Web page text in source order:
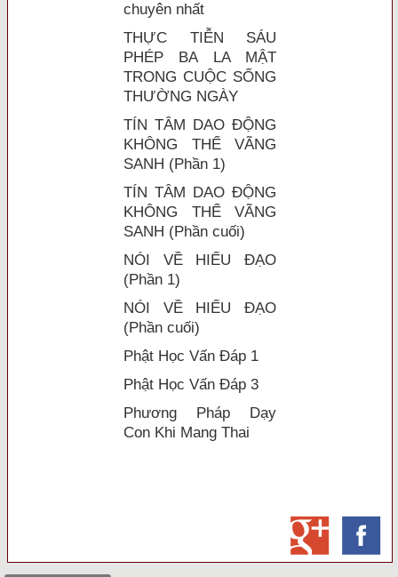
chuyên nhất
THỰC TIỄN SÁU
PHÉP BA LA MẬT
TRONG CUỘC SỐNG
THƯỜNG NGÀY
TÍN TÂM DAO ĐỘNG
KHÔNG THỂ VÃNG
SANH (Phần 1)
TÍN TÂM DAO ĐỘNG
KHÔNG THỂ VÃNG
SANH (Phần cuối)
NÓI VỀ HIẾU ĐẠO
(Phần 1)
NÓI VỀ HIẾU ĐẠO
(Phần cuối)
Phật Học Vấn Đáp 1
Phật Học Vấn Đáp 3
Phương Pháp Dạy
Con Khi Mang Thai